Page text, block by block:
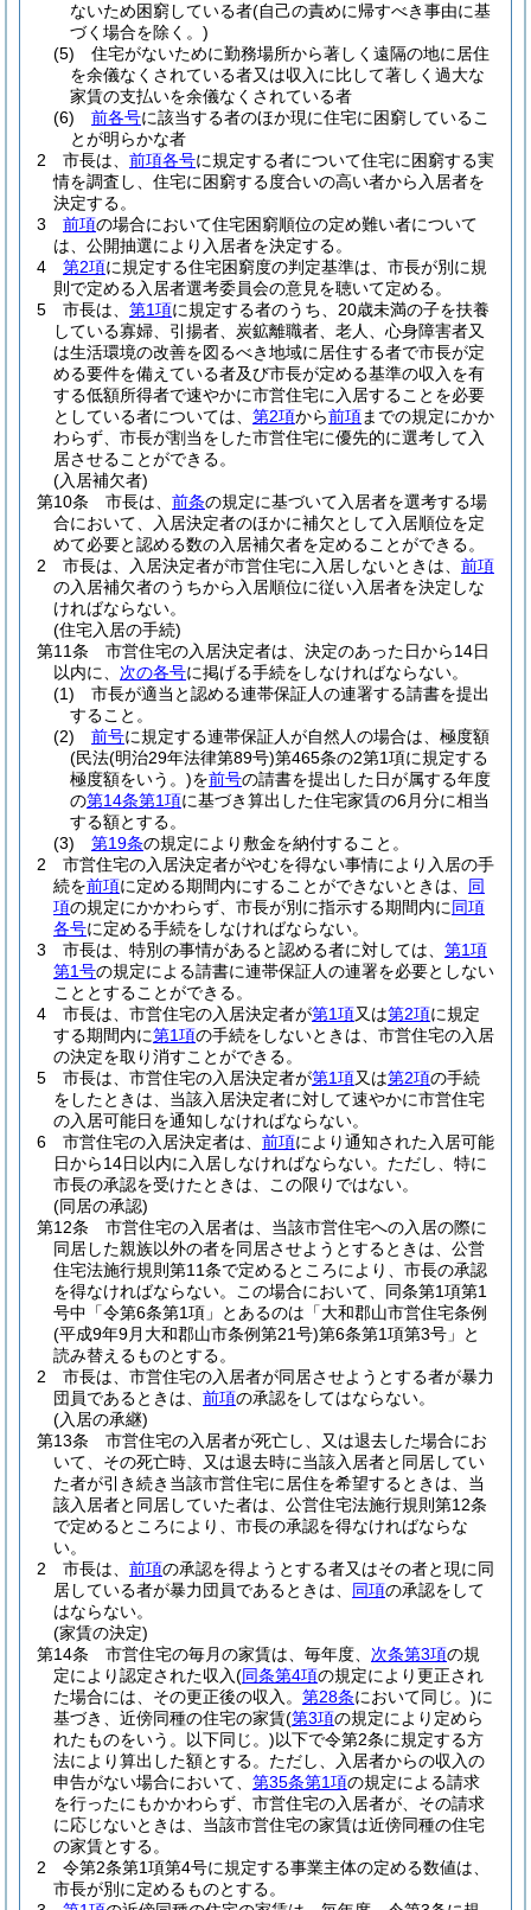
ないため困窮している者(自己の責めに帰すべき事由に基
づく場合を除く。)
(5)
住宅がないために勤務場所から著しく遠隔の地に居住
を余儀なくされている者又は収入に比して著しく過大な
家賃の支払いを余儀なくされている者
(6)
前各号に該当する者のほか現に住宅に困窮しているこ
とが明らかな者
2
市長は、 前項各号に規定する者について住宅に困窮する実
情を調査し、住宅に困窮する度合いの高い者から入居者を
決定する。
3
前項の場合において住宅困窮順位の定め難い者について
は、公開抽選により入居者を決定する。
4
第2項に規定する住宅困窮度の判定基準は、市長が別に規
則で定める入居者選考委員会の意見を聴いて定める。
5
市長は、 第1項に規定する者のうち、20歳未満の子を扶養
している寡婦、引揚者、炭鉱離職者、老人、心身障害者又
は生活環境の改善を図るべき地域に居住する者で市長が定
める要件を備えている者及び市長が定める基準の収入を有
する低額所得者で速やかに市営住宅に入居することを必要
としている者については、 第2項から前項までの規定にかか
わらず、市長が割当をした市営住宅に優先的に選考して入
居させることができる。
(入居補欠者)
第10条
市長は、 前条の規定に基づいて入居者を選考する場
合において、入居決定者のほかに補欠として入居順位を定
めて必要と認める数の入居補欠者を定めることができる。
2
市長は、入居決定者が市営住宅に入居しないときは、 前項
の入居補欠者のうちから入居順位に従い入居者を決定しな
ければならない。
(住宅入居の手続)
第11条
市営住宅の入居決定者は、決定のあった日から14日
以内に、 次の各号に掲げる手続をしなければならない。
(1)
市長が適当と認める連帯保証人の連署する請書を提出
すること。
(2)
前号に規定する連帯保証人が自然人の場合は、極度額
(民法(明治29年法律第89号)第465条の2第1項に規定する
極度額をいう。)を前号の請書を提出した日が属する年度
の第14条第1項に基づき算出した住宅家賃の6月分に相当
する額とする。
(3)
第19条の規定により敷金を納付すること。
2
市営住宅の入居決定者がやむを得ない事情により入居の手
続を前項に定める期間内にすることができないときは、 同
項の規定にかかわらず、市長が別に指示する期間内に同項
各号に定める手続をしなければならない。
3
市長は、特別の事情があると認める者に対しては、 第1項
第1号の規定による請書に連帯保証人の連署を必要としない
こととすることができる。
4
市長は、市営住宅の入居決定者が第1項又は第2項に規定
する期間内に第1項の手続をしないときは、市営住宅の入居
の決定を取り消すことができる。
5
市長は、市営住宅の入居決定者が第1項又は第2項の手続
をしたときは、当該入居決定者に対して速やかに市営住宅
の入居可能日を通知しなければならない。
6
市営住宅の入居決定者は、 前項により通知された入居可能
日から14日以内に入居しなければならない。 ただし、特に
市長の承認を受けたときは、この限りではない。
(同居の承認)
第12条
市営住宅の入居者は、当該市営住宅への入居の際に
同居した親族以外の者を同居させようとするときは、公営
住宅法施行規則第11条で定めるところにより、市長の承認
を得なければならない。
この場合において、同条第1項第1
号中「令第6条第1項」とあるのは「大和郡山市営住宅条例
(平成9年9月大和郡山市条例第21号)第6条第1項第3号」と
読み替えるものとする。
2
市長は、市営住宅の入居者が同居させようとする者が暴力
団員であるときは、 前項の承認をしてはならない。
(入居の承継)
第13条
市営住宅の入居者が死亡し、又は退去した場合にお
いて、その死亡時、又は退去時に当該入居者と同居してい
た者が引き続き当該市営住宅に居住を希望するときは、当
該入居者と同居していた者は、公営住宅法施行規則第12条
で定めるところにより、市長の承認を得なければならな
い。
2
市長は、 前項の承認を得ようとする者又はその者と現に同
居している者が暴力団員であるときは、 同項の承認をして
はならない。
(家賃の決定)
第14条
市営住宅の毎月の家賃は、毎年度、 次条第3項の規
定により認定された収入(同条第4項の規定により更正され
た場合には、その更正後の収入。 第28条において同じ。)に
基づき、近傍同種の住宅の家賃(第3項の規定により定めら
れたものをいう。以下同じ。)以下で令第2条に規定する方
法により算出した額とする。 ただし、入居者からの収入の
申告がない場合において、 第35条第1項の規定による請求
を行ったにもかかわらず、市営住宅の入居者が、その請求
に応じないときは、当該市営住宅の家賃は近傍同種の住宅
の家賃とする。
2
令第2条第1項第4号に規定する事業主体の定める数値は、
市長が別に定めるものとする。